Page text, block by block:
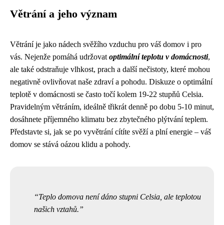
Větrání a jeho význam
Větrání je jako nádech svěžího vzduchu pro váš domov i pro
vás. Nejenže pomáhá udržovat optimální teplotu v domácnosti,
ale také odstraňuje vlhkost, prach a další nečistoty, které mohou
negativně ovlivňovat naše zdraví a pohodu. Diskuze o optimální
teplotě v domácnosti se často točí kolem 19-22 stupňů Celsia.
Pravidelným větráním, ideálně třikrát denně po dobu 5-10 minut,
dosáhnete příjemného klimatu bez zbytečného plýtvání teplem.
Představte si, jak se po vyvětrání cítíte svěží a plní energie – váš
domov se stává oázou klidu a pohody.
Teplo domova není dáno stupni Celsia, ale teplotou
našich vztahů.